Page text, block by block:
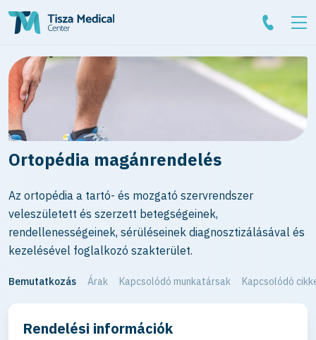
Ortopédia magánrendelés
Az ortopédia a tartó- és mozgató szervrendszer
veleszületett és szerzett betegségeinek,
rendellenességeinek, sérüléseinek diagnosztizálásával és
kezelésével foglalkozó szakterület.
Bemutatkozás Árak Kapcsolódó munkatársak Kapcsolódó
Rendelési információk